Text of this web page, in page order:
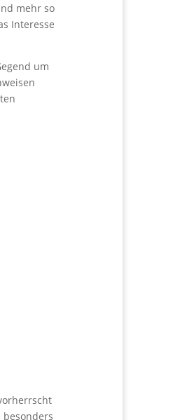
mehr so
Interesse
um